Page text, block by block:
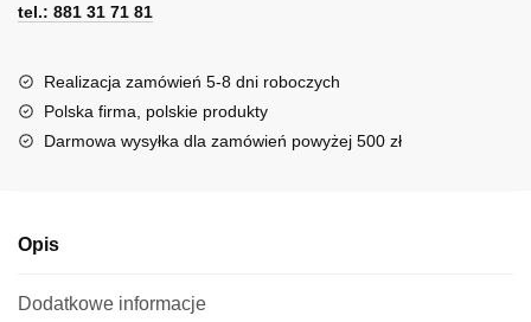
tel.: 881 31 71 81
Realizacja zamówień 5-8 dni roboczych
Polska firma, polskie produkty
Darmowa wysyłka dla zamówień powyżej 500 zł
Opis
Dodatkowe informacje